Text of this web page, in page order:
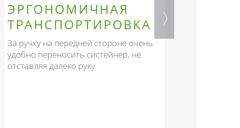
ЭРГОНОМИЧНАЯ
ТРАНСПОРТИРОВКА
За ручку на передней стороне очень
удобно переносить систейнер, не
отставляя далеко руку.